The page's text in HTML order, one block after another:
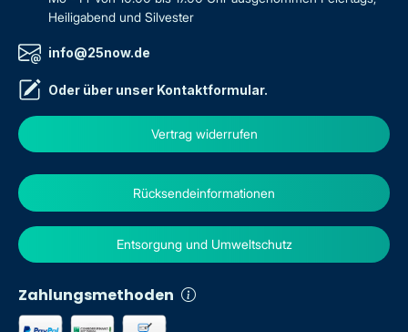
Heiligabend und Silvester
info@25now.de
Oder über unser Kontaktformular.
Vertrag widerrufen
Zahlungsmethoden
Rücksendeinformationen
Entsorgung und Umweltschutz